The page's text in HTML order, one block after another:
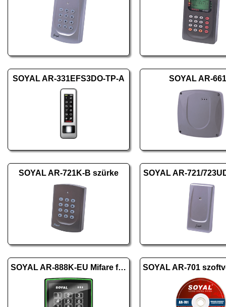
SOYAL AR-331EFS3DO-TP-A SOYAL AR-
SOYAL AR-721K-B szürke SOYAL AR-721/
SOYAL AR-888K-EU Mifare fekete